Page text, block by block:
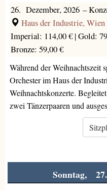
26. Dezember, 2026 –
Haus der Industrie, Wien
Imperial: 114,00 € |Gold:
Bronze: 59,00 €
Während der Weihnachtszeit
Orchester im Haus der
Weihnachtskonzerte.
zwei Tänzerpaaren und
Sonntag,